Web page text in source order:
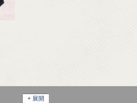
+ 展開